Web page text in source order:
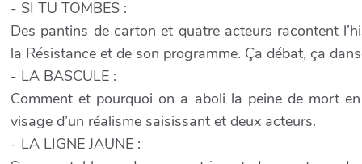
- SI TU TOMBES :
Des pantins de carton et quatre acteurs racontent
la Résistance et de son programme. Ça débat, ça
- LA BASCULE :
Comment et pourquoi on a aboli la peine de mort
visage d’un réalisme saisissant et deux acteurs.
- LA LIGNE JAUNE :